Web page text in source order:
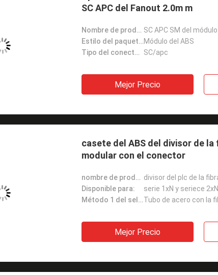
SC APC del Fanout 2.0m m
Nombre de producto: SC APC SM del
Estilo del paquete:Módulo del ABS
Tipo del conector:
SC/apc
Mejor Precio
casete del ABS del divisor de
modular con el conector
nombre de producto: divisor del plc de la
Disponible para:
serie 1xN y seriece 2xN
Método 1 del sello:Tubo de acero con la
Mejor Precio